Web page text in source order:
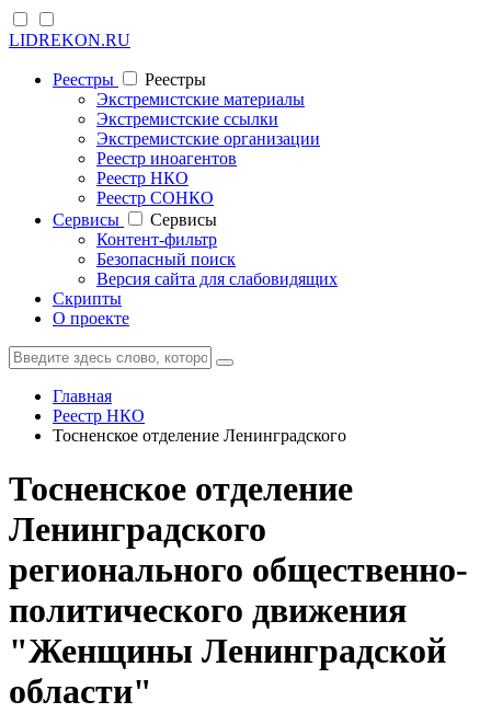
LIDREKON.RU
Реестры
Реестры
Экстремистские материалы
Экстремистские ссылки
Экстремистские организации
Реестр иноагентов
Реестр НКО
Реестр СОНКО
Cервисы
Cервисы
Контент-фильтр
Безопасный поиск
Версия сайта для слабовидящих
Скрипты
О проекте
Главная
Реестр НКО
Тосненское отделение Ленинградского
Тосненское отделение
Ленинградского
регионального общественно-
политического движения
"Женщины Ленинградской
области"